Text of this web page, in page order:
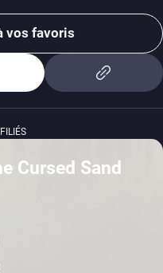
vos favoris
Cursed Sand